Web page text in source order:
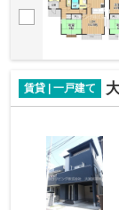
賃貸 | 一戸建て